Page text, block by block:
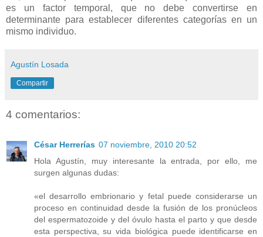
es un factor temporal, que no debe convertirse en
determinante para establecer diferentes categorías en un
mismo individuo.
Agustín Losada
Compartir
4 comentarios:
César Herrerías 07 noviembre, 2010 20:52
Hola Agustín, muy interesante la entrada, por ello, me
surgen algunas dudas:
«el desarrollo embrionario y fetal puede considerarse un
proceso en continuidad desde la fusión de los pronúcleos
del espermatozoide y del óvulo hasta el parto y que desde
esta perspectiva, su vida biológica puede identificarse en